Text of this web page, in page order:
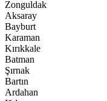
Zonguldak
Aksaray
Bayburt
Karaman
Kırıkkale
Batman
Şırnak
Bartın
Ardahan